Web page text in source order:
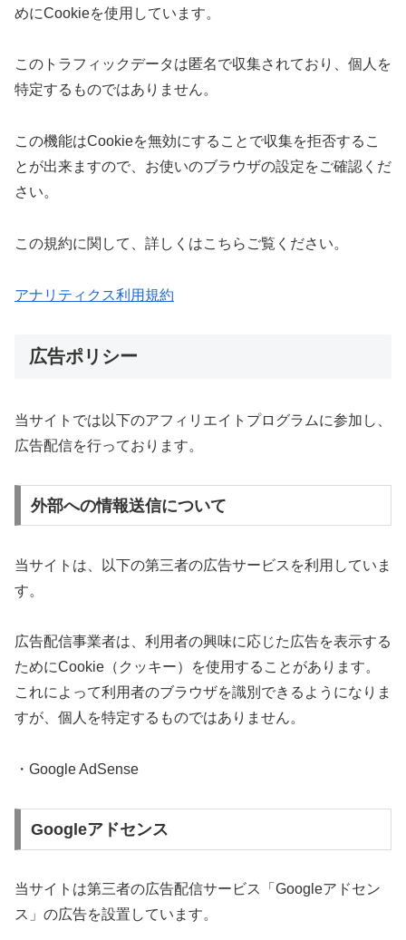
めにCookieを使用しています。
このトラフィックデータは匿名で収集されており、個人を
特定するものではありません。
この機能はCookieを無効にすることで収集を拒否するこ
とが出来ますので、お使いのブラウザの設定をご確認くだ
さい。
この規約に関して、詳しくはこちらご覧ください。
アナリティクス利用規約
広告ポリシー
当サイトでは以下のアフィリエイトプログラムに参加し、
広告配信を行っております。
外部への情報送信について
当サイトは、以下の第三者の広告サービスを利用していま
す。
広告配信事業者は、利用者の興味に応じた広告を表示する
ためにCookie（クッキー）を使用することがあります。
これによって利用者のブラウザを識別できるようになりま
すが、個人を特定するものではありません。
・Google AdSense
Googleアドセンス
当サイトは第三者の広告配信サービス「Googleアドセン
ス」の広告を設置しています。